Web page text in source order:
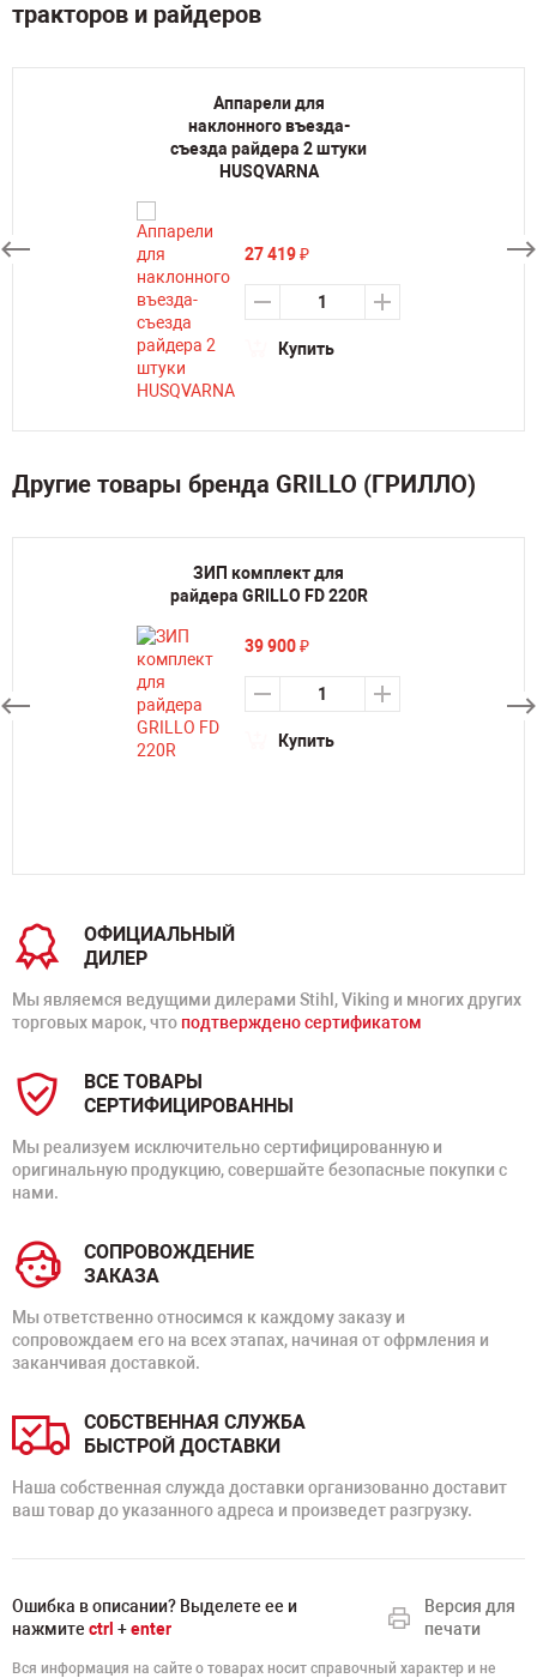
тракторов и райдеров
Аппарели для
наклонного въезда-
съезда райдера 2 штуки
HUSQVARNA
27 419₽
Купить
Другие товары бренда GRILLO (ГРИЛЛО)
ЗИП комплект для
райдера GRILLO FD 220R
39 900₽
Купить
ОФИЦИАЛЬНЫЙ
ДИЛЕР
Мы являемся ведущими дилерами Stihl, Viking и многих других
торговых марок, что подтверждено сертификатом
ВСЕ ТОВАРЫ
СЕРТИФИЦИРОВАННЫ
Мы реализуем исключительно сертифицированную и
оригинальную продукцию, совершайте безопасные покупки с
нами.
СОПРОВОЖДЕНИЕ
ЗАКАЗА
Мы ответственно относимся к каждому заказу и
сопровождаем его на всех этапах, начиная от офрмления и
заканчивая доставкой.
СОБСТВЕННАЯ СЛУЖБА
БЫСТРОЙ ДОСТАВКИ
Наша собственная служда доставки организованно доставит
ваш товар до указанного адреса и произведет разгрузку.
Ошибка в описании? Выделете ее и
нажмите ctrl +enter
Версия для
печати
Вся информация на сайте о товарах носит справочный характер и не